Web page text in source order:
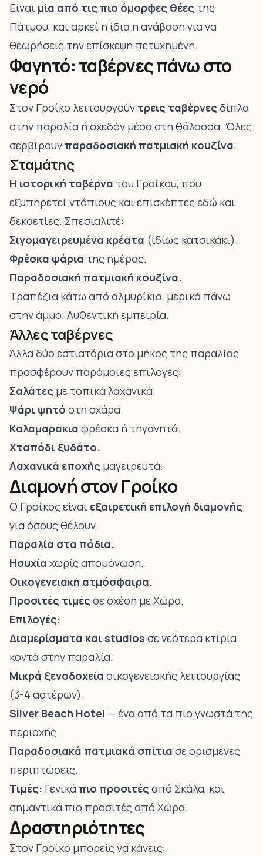
Είναι μία από τις πιο όμορφες θέες της
Πάτμου, και αρκεί η ίδια η ανάβαση για να
θεωρήσεις την επίσκεψη πετυχημένη.
Φαγητό: ταβέρνες πάνω στο
νερό
Στον Γροίκο λειτουργούν τρεις ταβέρνες δίπλα
στην παραλία ή σχεδόν μέσα στη θάλασσα. Όλες
σερβίρουν παραδοσιακή πατμιακή κουζίνα:
Σταμάτης
Η ιστορική ταβέρνα του Γροίκου, που
εξυπηρετεί ντόπιους και επισκέπτες εδώ και
δεκαετίες. Σπεσιαλιτέ:
Σιγομαγειρευμένα κρέατα (ιδίως κατσικάκι).
Φρέσκα ψάρια της ημέρας.
Παραδοσιακή πατμιακή κουζίνα.
Τραπέζια κάτω από αλμυρίκια, μερικά πάνω
στην άμμο. Αυθεντική εμπειρία.
Άλλες ταβέρνες
Άλλα δύο εστιατόρια στο μήκος της παραλίας
προσφέρουν παρόμοιες επιλογές:
Σαλάτες με τοπικά λαχανικά.
Ψάρι ψητό στη σχάρα.
Καλαμαράκια φρέσκα ή τηγανητά.
Χταπόδι ξυδάτο.
Λαχανικά εποχής μαγειρευτά.
Διαμονή στον Γροίκο
Ο Γροίκος είναι εξαιρετική επιλογή διαμονής
για όσους θέλουν:
Παραλία στα πόδια.
Ησυχία χωρίς απομόνωση.
Οικογενειακή ατμόσφαιρα.
Προσιτές τιμές σε σχέση με Χώρα.
Επιλογές:
Διαμερίσματα και studios σε νεότερα κτίρια
κοντά στην παραλία.
Μικρά ξενοδοχεία οικογενειακής λειτουργίας
(3-4 αστέρων).
Silver Beach Hotel — ένα από τα πιο γνωστά της
περιοχής.
Παραδοσιακά πατμιακά σπίτια σε ορισμένες
περιπτώσεις.
Τιμές: Γενικά πιο προσιτές από Σκάλα, και
σημαντικά πιο προσιτές από Χώρα.
Δραστηριότητες
Στον Γροίκο μπορείς να κάνεις: